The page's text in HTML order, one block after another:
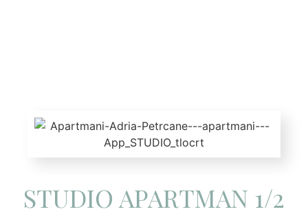
STUDIO APARTMAN 1/2